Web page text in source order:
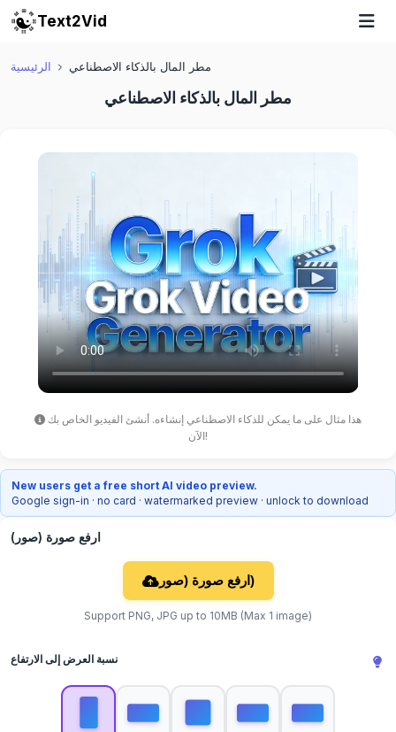
Text2Vid
الرئيسية مطر المال بالذكاء الاصطناعي
مطر المال بالذكاء الاصطناعي
الآن!
New users get a free short AI video preview.
Google sign-in · no card · watermarked preview · unlock to download
ارفع صورة (صور)
ارفع صورة (صور)
Support PNG, JPG up to 10MB (Max 1 image)
نسبة العرض إلى الارتفاع